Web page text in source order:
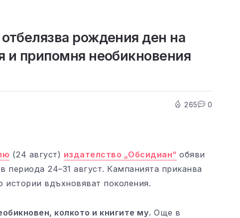
рождения ден на
и припомня необикновения
265 0
(24 август) издателство „Обсидиан“ обяви
периода 24–31 август. Кампанията приканва
истории вдъхновяват поколения.
колкото и книгите му. Още в